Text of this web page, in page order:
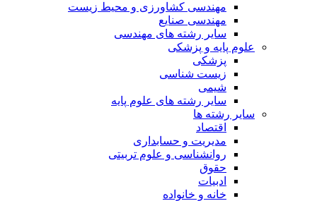
مهندسی کشاورزی و محیط زیست
مهندسی صنایع
سایر رشته های مهندسی
علوم پایه و پزشکی
پزشکی
زیست شناسی
شیمی
سایر رشته های علوم پایه
سایر رشته ها
اقتصاد
مدیریت و حسابداری
روانشناسی و علوم تربیتی
حقوق
ادبیات
خانه و خانواده